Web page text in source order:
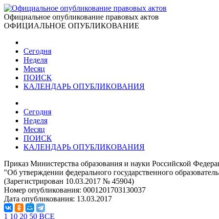
Официальное опубликование правовых актов
ОФИЦИАЛЬНОЕ ОПУБЛИКОВАНИЕ
Сегодня
Неделя
Месяц
ПОИСК
КАЛЕНДАРЬ ОПУБЛИКОВАНИЯ
Сегодня
Неделя
Месяц
ПОИСК
КАЛЕНДАРЬ ОПУБЛИКОВАНИЯ
Приказ Министерства образования и науки Российской
"Об утверждении федерального государственного
(Зарегистрирован 10.03.2017 № 45904)
Номер опубликования: 0001201703130037
Дата опубликования: 13.03.2017
1 10 20 50 ВСЕ